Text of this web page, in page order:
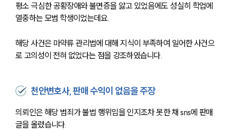
평소 극심한 공황장애와 불면증을 앓고 있었음에도 성실히 학업에
열중하는 모범 학생이었는데요.
해당 사건은 마약류 관리법에 대해 지식이 부족하여 일어한 사건으
로 고의성이 전혀 없었다는 점을 강조하였습니다.
천안변호사, 판매 수익이 없음을 주장
의뢰인은 해당 범죄가 불법 행위임을 인지조차 못한 채 sns에 판매
글을 올렸습니다.